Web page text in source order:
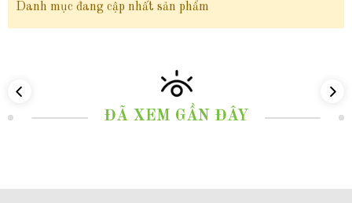
2. Thông tin sản phẩm
Chất liệu:
Danh mục đang cập nhất sản phẩm
ĐÃ XEM GẦN ĐÂY